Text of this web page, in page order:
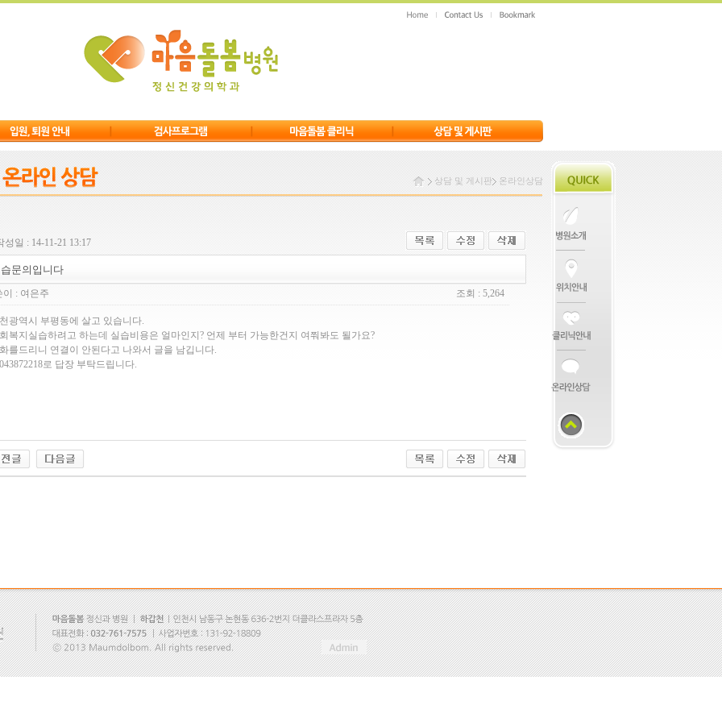
상담 및 게시판 온라인상담
성일 : 14-11-21 13:17
문의입니다
이 : 여은주 조회 : 5,264
광역시 부평동에 살고 있습니다.
복지실습하려고 하는데 실습비용은 얼마인지? 언제 부터 가능한건지 여쭤봐도 될가요?
를드리니 연결이 안된다고 나와서 글을 남깁니다.
로 답장 부탁드립니다.